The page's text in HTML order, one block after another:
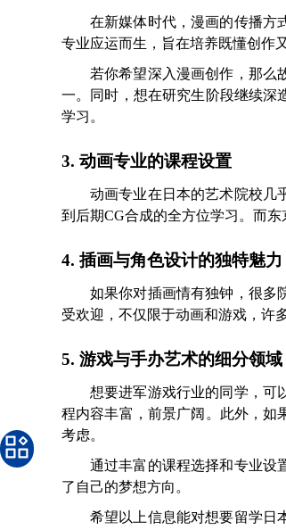
在新媒体时代，漫画的传播方
专业应运而生，旨在培养既懂创作
若你希望深入漫画创作，那么
一。同时，想在研究生阶段继续深
学习。
3. 动画专业的课程设置
动画专业在日本的艺术院校几
到后期CG合成的全方位学习。而
4. 插画与角色设计的独特魅力
如果你对插画情有独钟，很多
受欢迎，不仅限于动画和游戏，许
5. 游戏与手办艺术的细分领域
想要进军游戏行业的同学，可
程内容丰富，前景广阔。此外，如
考虑。
通过丰富的课程选择和专业设
了自己的梦想方向。
希望以上信息能对想要留学日